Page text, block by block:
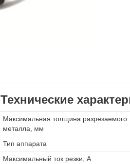
Технические
Максимальная толщина разрезаемого
металла, мм
Тип аппарата
Максимальный ток резки, А